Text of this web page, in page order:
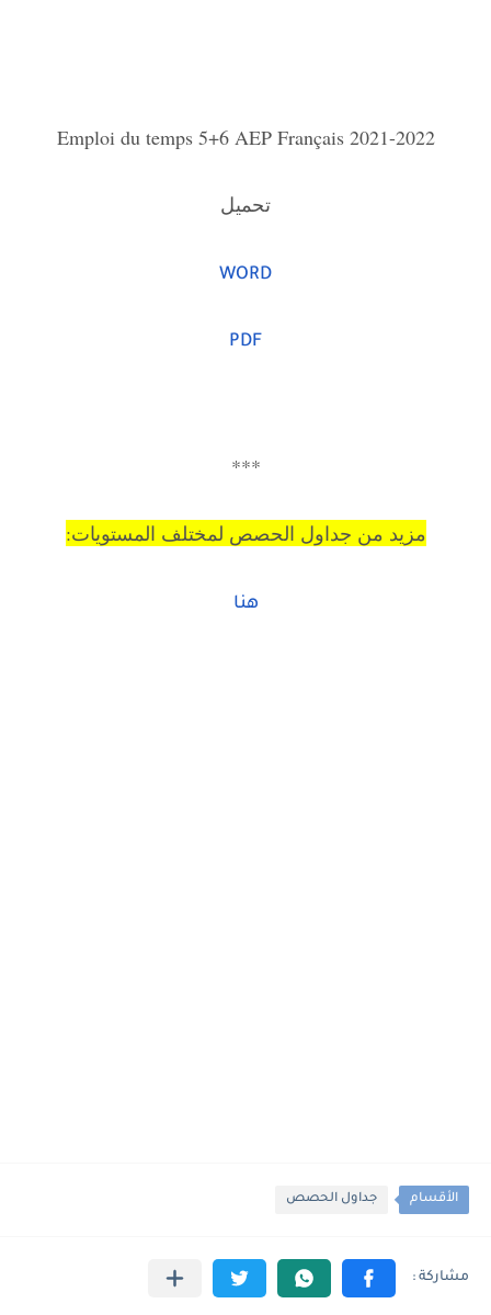
Emploi du temps 5+6 AEP Français 2021-2022
تحميل
WORD
PDF
***
مزيد من جداول الحصص لمختلف المستويات:
هنا
الأقسام جداول الحصص